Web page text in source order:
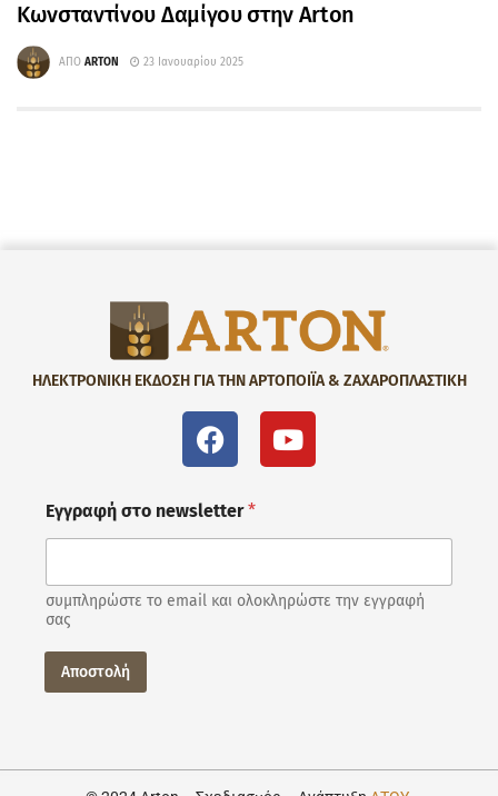
Κωνσταντίνου Δαμίγου στην Arton
ΑΠΟ ARTON 23 Ιανουαρίου 2025
ΗΛΕΚΤΡΟΝΙΚΗ ΕΚΔΟΣΗ ΓΙΑ ΤΗΝ ΑΡΤΟΠΟΙΪΑ & ΖΑΧΑΡΟΠΛΑΣΤΙΚΗ
Εγγραφή στο newsletter*
συμπληρώστε το email και ολοκληρώστε την εγγραφή
σας
Αποστολή